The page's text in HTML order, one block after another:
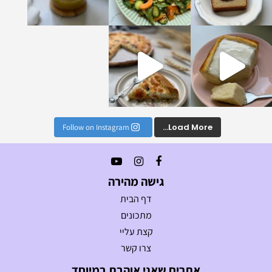
הכי טעימים וקלים
Load More...
Follow on Instagram
גישה מהירה
דף הבית
מתכונים
קצת עליי
צרו קשר